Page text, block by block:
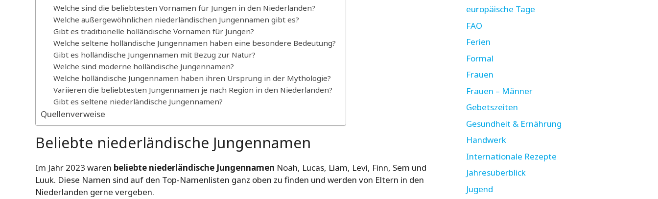
Welche sind die beliebtesten Vornamen für Jungen in den Niederlanden?
Welche außergewöhnlichen niederländischen Jungennamen gibt es?
Gibt es traditionelle holländische Vornamen für Jungen?
Welche seltene holländische Jungennamen haben eine besondere Bedeutung?
Gibt es holländische Jungennamen mit Bezug zur Natur?
Welche sind moderne holländische Jungennamen?
Welche holländische Jungennamen haben ihren Ursprung in der Mythologie?
Variieren die beliebtesten Jungennamen je nach Region in den Niederlanden?
Gibt es seltene niederländische Jungennamen?
Quellenverweise
Beliebte niederländische Jungennamen
Im Jahr 2023 waren beliebte niederländische Jungennamen Noah, Lucas, Liam, Levi, Finn, Sem und
Luuk. Diese Namen sind auf den Top-Namenlisten ganz oben zu finden und werden von Eltern in den
Niederlanden gerne vergeben.
europäische Tage
FAO
Ferien
Formal
Frauen
Frauen – Männer
Gebetszeiten
Gesundheit & Ernährung
Handwerk
Internationale Rezepte
Jahresüberblick
Jugend